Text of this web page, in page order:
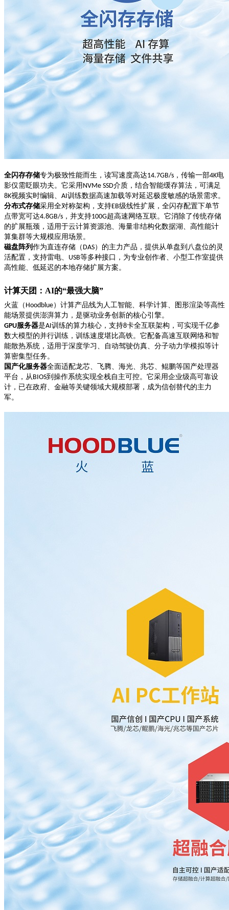
全闪存存储专为极致性能而生，读写速度高达14.7GB/s ，传输一部4K电
影仅需眨眼功夫。它采用 NVMe SSD介质，结合智能缓存算法，可满足
8K视频实时编辑、 AI训练数据高速加载等对延迟极度敏感的场景需求。
分布式存储采用全对称架构，支持EB级线性扩展，全闪存配置下单节
点带宽可达4.8GB/s ，并支持100G超高速网络互联。它消除了传统存储
的扩展瓶颈，适用于云计算资源池、海量非结构化数据湖、高性能计
算集群等大规模应用场景。
磁盘阵列 作为直连存储（ DAS）的主力产品，提供从单盘到八盘位的灵
活配置，支持雷电、 USB等多种接口，为专业创作者、小型工作室提供
高性能、低延迟的本地存储扩展方案。
计算天团： AI的“最强大脑”
火蓝（ Hoodblue）计算产品线为人工智能、科学计算、图形渲染等高性
能场景提供澎湃算力，是驱动业务创新的核心引擎。
GPU服务器是AI训练的算力核心，支持8卡全互联架构，可实现千亿参
数大模型的并行训练，训练速度堪比高铁。它配备高速互联网络和智
能散热系统，适用于深度学习、自动驾驶仿真、分子动力学模拟等计
算密集型任务。
国产化服务器全面适配龙芯、飞腾、海光、 兆芯、 鲲鹏等国产处理器
平台，从 BIOS到操作系统实现全栈自主可控。它采用企业级高可靠设
计，已在政府、金融等关键领域大规模部署，成为信创替代的主力
军。